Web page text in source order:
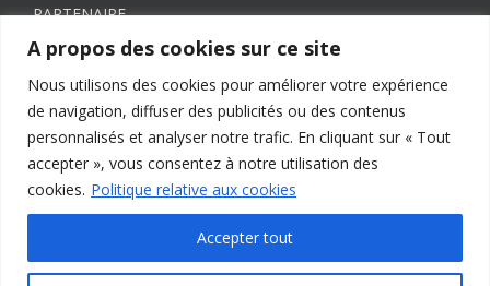
A propos des cookies sur ce site
Nous utilisons des cookies pour améliorer votre expérience
de navigation, diffuser des publicités ou des contenus
personnalisés et analyser notre trafic. En cliquant sur « Tout
accepter », vous consentez à notre utilisation des
cookies. Politique relative aux cookies
Accepter tout
PARTENAIRE